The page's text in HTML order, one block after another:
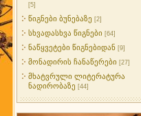
[5]
წიგნები ბუნებაზე [2]
სხვადასხვა წიგნები [64]
ნაწყვეტები წიგნებიდან [9]
მონადირის ჩანაწერები [27]
მხატვრული ლიტერატურა
ნადირობაზე [44]